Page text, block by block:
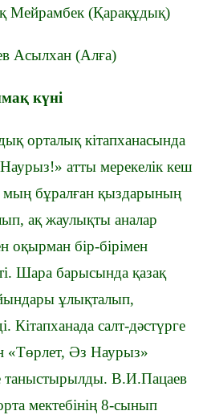
Мейрамбек (Қарақұдық)
Асылхан (Алға)
күні
орталық кітапханасында
атты мерекелік кеш
мың бұралған қыздарының
ақ жаулықты аналар
бір-бірімен
Шара барысында қазақ
ұлықталып,
Кітапханада салт-дәстүрге
«Төрлет, Әз Наурыз»
таныстырылды. В.И.Пацаев
мектебінің 8-сынып